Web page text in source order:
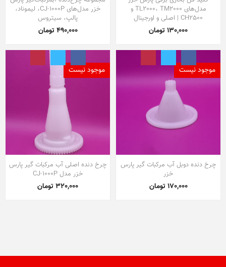
مدل‌های TL2000، TM2000 و
CH2500 | اصلی و اورجینال
130,000 تومان
خزر مدل‌های CJ-1000P، لیموناد،
پالپ، سیتروس
490,000 تومان
موجود نیست
چرخ دنده دوبل آب مرکبات گیر پارس
خزر
170,000 تومان
موجود نیست
چرخ دنده اصلی آب مرکبات گیر پارس
خزر مدل CJ-1000P
320,000 تومان